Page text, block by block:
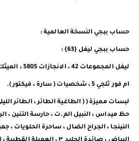
حساب ببجي النسخة العالمية :
حساب ببجي ليفل {63} :
ليفل المجموعات 42 ، الانجازات 5805 ، الميثك 28.
ام فور ثلجي 5 ، شخصيات ( سارة ، فيكتور ).
لبسات مميزة ( ( الطاغية الطائر ، الطائر
حظ ميداس ، النبيل الم.ت ، حارسة التنين ،
النينجا ، الجراح الضال ، ساحرة الحلويات ،